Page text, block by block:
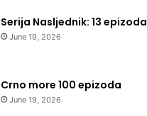
Serija Nasljednik: 13 epizoda
June 19, 2026
Crno more 100 epizoda
June 19, 2026